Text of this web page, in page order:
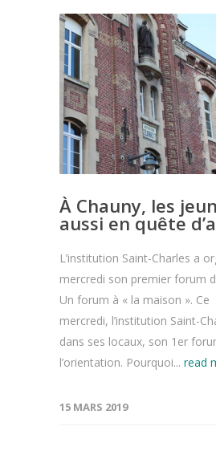
À Chauny, les
aussi en quête
L’institution Saint-Charles a
mercredi son premier forum
Un forum à « la maison ». Ce
mercredi, l’institution Saint-
dans ses locaux, son 1er
l’orientation. Pourquoi... read
15 MARS 2019